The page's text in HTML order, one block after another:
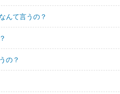
んて言うの？
の？